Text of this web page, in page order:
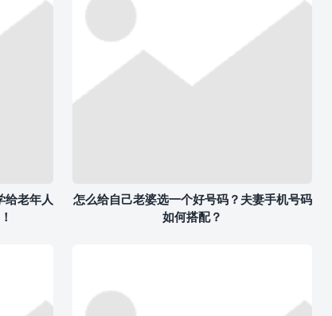
给老年人
怎么给自己老婆选一个好号码？夫妻手机号码
如何搭配？